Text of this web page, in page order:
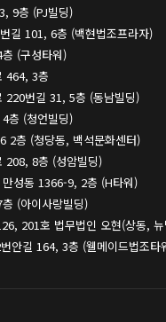
9층 (PJ빌딩)
길 101, 6층 (백현법조프라자)
(구성타워)
464, 3층
220번길 31, 5층 (동남빌딩)
층 (청언빌딩)
2층 (청당동, 백석문화센터)
208, 8층 (성암빌딩)
성동 1366-9, 2층 (H타워)
(아이사랑빌딩)
201호 법무법인 오현(상동,
안길 164, 3층 (웰메이드법조타